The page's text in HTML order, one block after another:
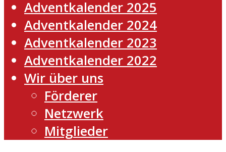
Adventkalender 2025
Adventkalender 2024
Adventkalender 2023
Adventkalender 2022
Wir über uns
Förderer
Netzwerk
Mitglieder